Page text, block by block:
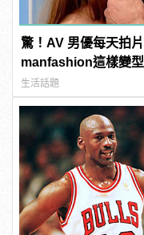
驚！AV 男優每天拍
manfashion這樣變
生活話題